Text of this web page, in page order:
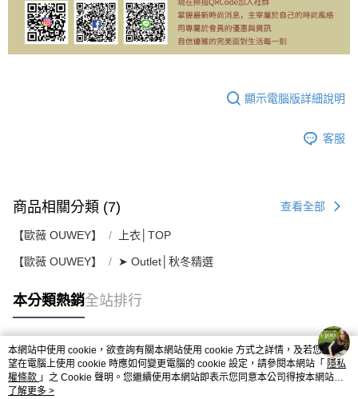
顯示電腦版詳細說明
客服
商品相關分類 (7) 查看全部
【歐薇 OUWEY】 上衣│TOP
【歐薇 OUWEY】 ➤ Outlet│秋冬精選
本分類熱銷全站排行
熱門標籤
本網站中使用 cookie，欲查詢有關本網站使用 cookie 方式之詳情，及若您不希
望在電腦上使用 cookie 時應如何變更電腦的 cookie 設定，請參閱本網站「 隱私
權條款 」之 Cookie 聲明。您繼續使用本網站即表示您同意本公司得按本網站使
用條款之 Cookie 聲明使用 cookie。
了解更多 >